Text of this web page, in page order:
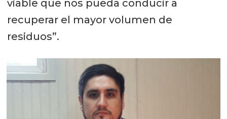
viable que nos pueda conducir a
recuperar el mayor volumen de
residuos”.